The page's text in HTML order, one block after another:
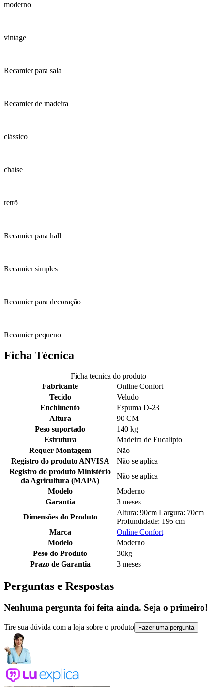
moderno
vintage
Recamier para sala
Recamier de madeira
clássico
chaise
retrô
Recamier para hall
Recamier simples
Recamier para decoração
Recamier pequeno
Ficha Técnica
Ficha tecnica do produto
Fabricante
Online Confort
Tecido
Veludo
Enchimento
Espuma D-23
Altura
90 CM
Peso suportado
140 kg
Estrutura
Madeira de Eucalipto
Requer Montagem
Não
Registro do produto ANVISA
Não se aplica
Registro do produto Ministério
da Agricultura (MAPA)
Não se aplica
Modelo
Moderno
Garantia
3 meses
Dimensões do Produto
Altura: 90cm Largura: 70cm
Profundidade: 195 cm
Marca
Online Confort
Modelo
Moderno
Peso do Produto
30kg
Prazo de Garantia
3 meses
Perguntas e Respostas
Nenhuma pergunta foi feita ainda. Seja o primeiro!
Tire sua dúvida com a loja sobre o produto Fazer uma pergunta